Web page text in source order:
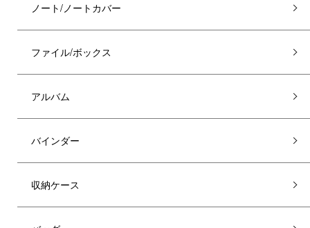
ノート/ノートカバー
ファイル/ボックス
アルバム
バインダー
収納ケース